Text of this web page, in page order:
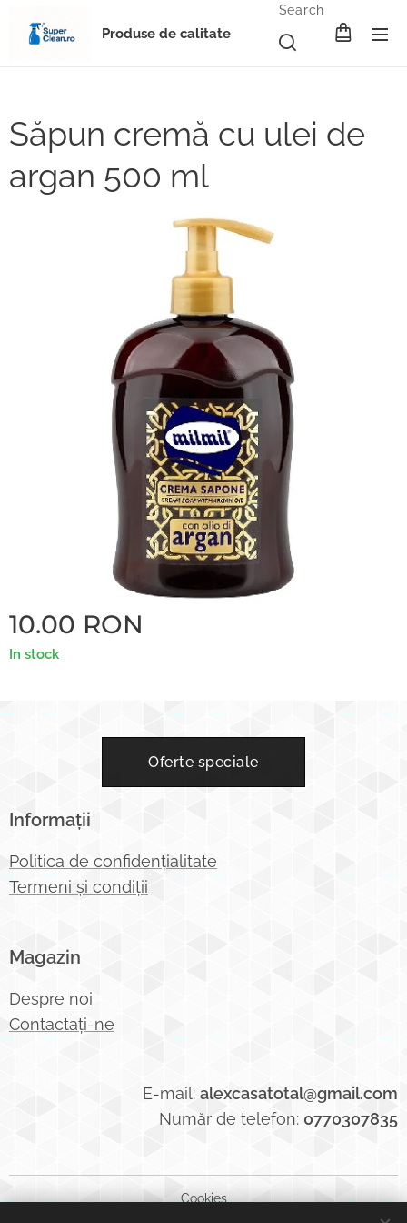
Produse de calitate
Search
Săpun cremă cu ulei de
argan 500 ml
10.00 RON
In stock
Oferte speciale
Informații
Politica de confidențialitate
Termeni și condiții
Magazin
Despre noi
Contactați-ne
E-mail: alexcasatotal@gmail.com
Număr de telefon: 0770307835
Cookies